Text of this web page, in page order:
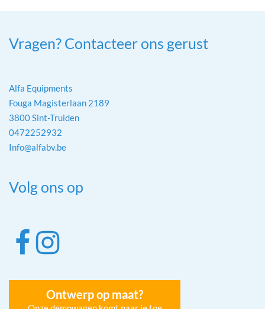
Vragen? Contacteer ons gerust
Alfa Equipments
Fouga Magisterlaan 2189
3800 Sint-Truiden
0472252932
Info@alfabv.be
Volg ons op
Ontwerp op maat?